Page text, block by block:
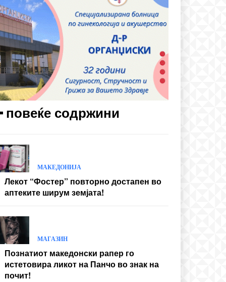
повеќе содржини
МАКЕДОНИЈА
Лекот “Фостер” повторно достапен во
аптеките ширум земјата!
МАГАЗИН
Познатиот македонски рапер го
истетовира ликот на Панчо во знак на
почит!